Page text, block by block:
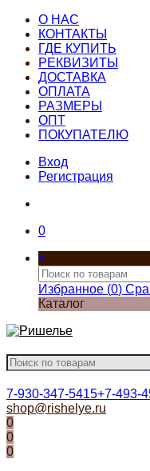
О НАС
КОНТАКТЫ
ГДЕ КУПИТЬ
РЕКВИЗИТЫ
ДОСТАВКА
ОПЛАТА
РАЗМЕРЫ
ОПТ
ПОКУПАТЕЛЮ
Вход
Регистрация
0
×
Избранное (0)
Каталог
7-930-347-5415+7-493-
shop@rishelye.ru
0
0
0